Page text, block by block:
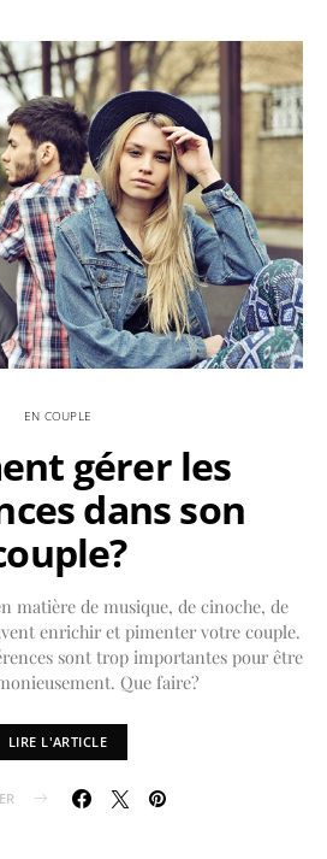
EN COUPLE
gérer les
dans son
matière de musique, de cinoche, de
enrichir et pimenter votre couple.
sont trop importantes pour être
Que faire?
LIRE L'ARTICLE